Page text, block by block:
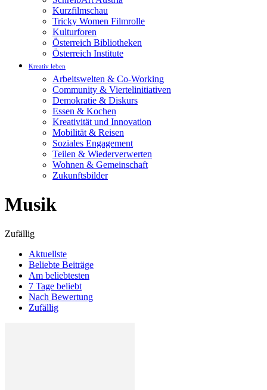
Kurzfilmschau
Tricky Women Filmrolle
Kulturforen
Österreich Bibliotheken
Österreich Institute
Kreativ leben
Arbeitswelten & Co-Working
Community & Viertelinitiativen
Demokratie & Diskurs
Essen & Kochen
Kreativität und Innovation
Mobilität & Reisen
Soziales Engagement
Teilen & Wiederverwerten
Wohnen & Gemeinschaft
Zukunftsbilder
Musik
Zufällig
Aktuellste
Beliebte Beiträge
Am beliebtesten
7 Tage beliebt
Nach Bewertung
Zufällig